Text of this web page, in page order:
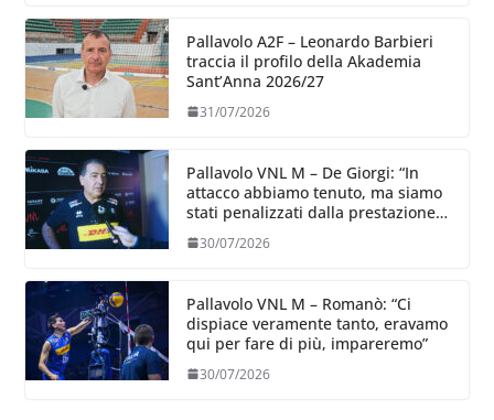
Pallavolo A2F – Leonardo Barbieri
traccia il profilo della Akademia
Sant’Anna 2026/27
31/07/2026
Pallavolo VNL M – De Giorgi: “In
attacco abbiamo tenuto, ma siamo
stati penalizzati dalla prestazione
30/07/2026
Pallavolo VNL M – Romanò: “Ci
dispiace veramente tanto, eravamo
qui per fare di più, impareremo”
30/07/2026